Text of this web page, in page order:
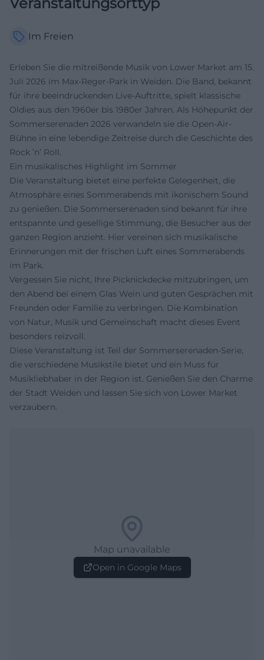
Veranstaltungsorttyp
Im Freien
Erleben Sie die mitreißende Musik von Lower Market am 15.
Juli 2026 im Max-Reger-Park in Weiden. Die Band, bekannt
für ihre beeindruckenden Live-Auftritte, spielt klassische
Oldies aus den 1960er bis 1980er Jahren. Als Höhepunkt der
Sommerserenaden 2026 verwandeln sie die Open-Air-
Bühne in eine lebendige Zeitreise durch die Geschichte des
Rock ’n’ Roll.
Ein musikalisches Highlight im Sommer
Die Veranstaltung bietet eine perfekte Gelegenheit, die
Atmosphäre eines Sommerabends mit ikonischem Sound
zu genießen. Die Sommerserenaden sind bekannt für ihre
entspannte und gesellige Stimmung, die Besucher aus der
ganzen Region anzieht. Hier vereinen sich musikalische
Erinnerungen mit der frischen Luft eines Sommerabends
im Park.
Vergessen Sie nicht, Ihre Picknickdecke mitzubringen, um
den Abend bei einem Glas Wein und guten Gesprächen mit
Freunden oder Familie zu verbringen. Die Kombination
von Natur, Musik und Gemeinschaft macht dieses Event
besonders reizvoll.
Diese Veranstaltung ist Teil der Sommerserenaden-Serie,
die verschiedene Musikstile bietet und ein Muss für
Musikliebhaber in der Region ist. Genießen Sie den Charme
der Stadt Weiden und lassen Sie sich von Lower Market
verzaubern.
Map unavailable
Open in Google Maps